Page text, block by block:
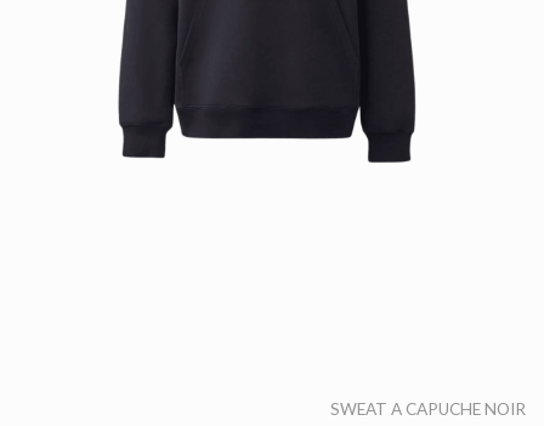
SWEAT A CAPUCHE NOIR